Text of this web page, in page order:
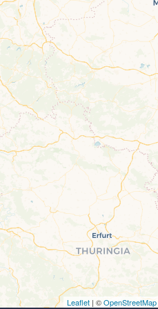
Laden der Karte...
Leaflet | ©OpenStreetMap